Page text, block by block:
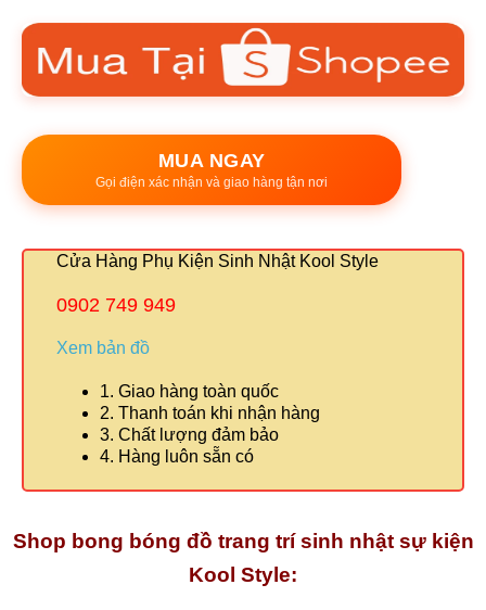
MUA NGAY
Gọi điện xác nhận và giao hàng tận nơi
Cửa Hàng Phụ Kiện Sinh Nhật Kool Style
0902 749 949
Xem bản đồ
1. Giao hàng toàn quốc
2. Thanh toán khi nhận hàng
3. Chất lượng đảm bảo
4. Hàng luôn sẵn có
Shop bong bóng đồ trang trí sinh nhật sự kiện
Kool Style: